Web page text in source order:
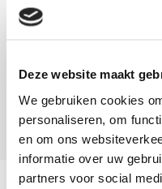
Deze website maakt
We gebruiken cookies
personaliseren, om
en om ons
informatie over uw
partners voor social
LEVERTIJD: CA. 1-3
DELEN:
Productomschrijving